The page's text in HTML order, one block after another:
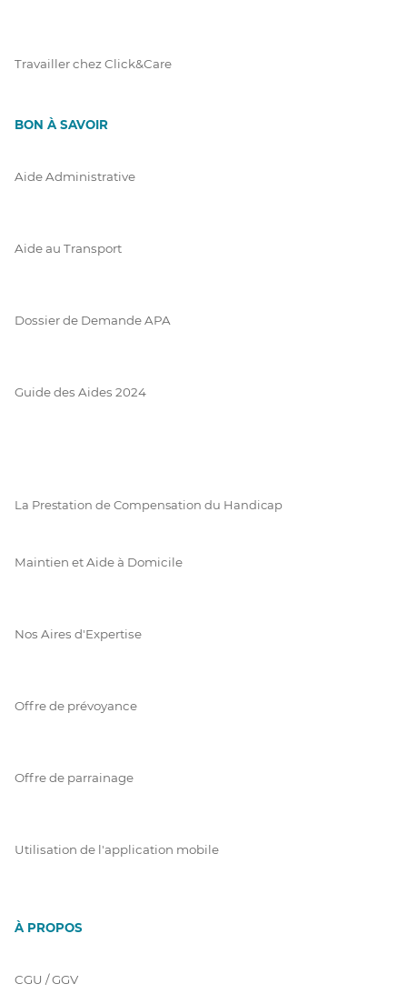
Travailler chez Click&Care
BON À SAVOIR
Aide Administrative
Aide au Transport
Dossier de Demande APA
Guide des Aides 2024
La Prestation de Compensation du Handicap
Maintien et Aide à Domicile
Nos Aires d'Expertise
Offre de prévoyance
Offre de parrainage
Utilisation de l'application mobile
À PROPOS
CGU / GGV